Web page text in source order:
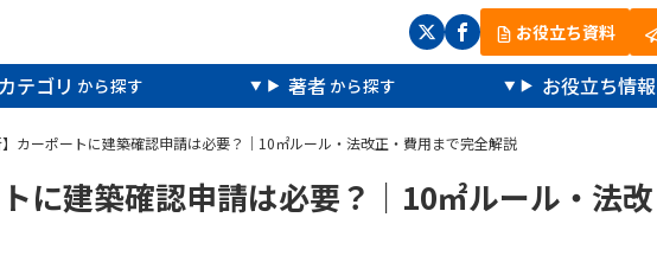
お役立ち資料
カテゴリ 著者 お役立ち情報
】カーポートに建築確認申請は必要？｜10㎡ルール・法改正・費用まで完全解説
に建築確認申請は必要？｜10㎡ルール・法改